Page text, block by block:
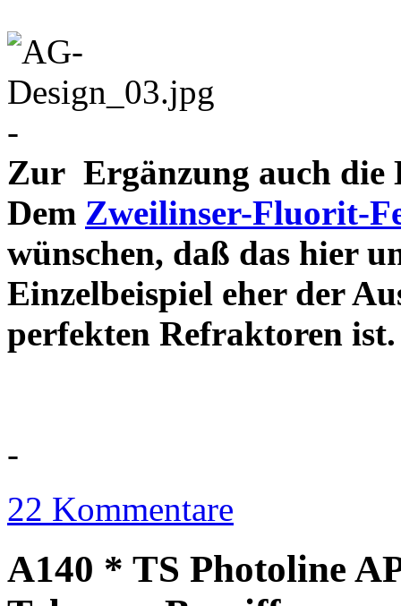
-
Zur Ergänzung auch die
Dem Zweilinser-Fluorit-
wünschen, daß das hier
Einzelbeispiel eher der
perfekten
-
22 Kommentare
A140 * TS Photoline